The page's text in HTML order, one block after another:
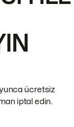
ücretsiz
iptal edin.